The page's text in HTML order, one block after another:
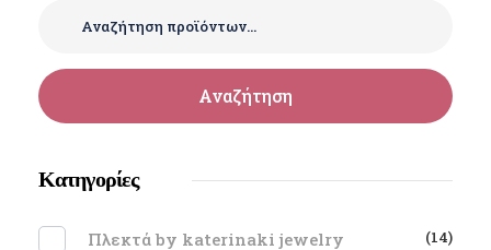
Αναζήτηση
Κατηγορίες
Πλεκτά by katerinaki jewelry (14)